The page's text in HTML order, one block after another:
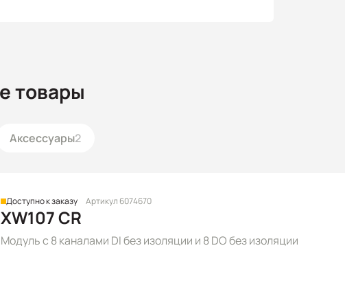
товары
Аксессуары2
Доступно к заказу Артикул 6074670
XW107 CR
Модуль с 8 каналами DI без изоляции и 8 DO без изоляции